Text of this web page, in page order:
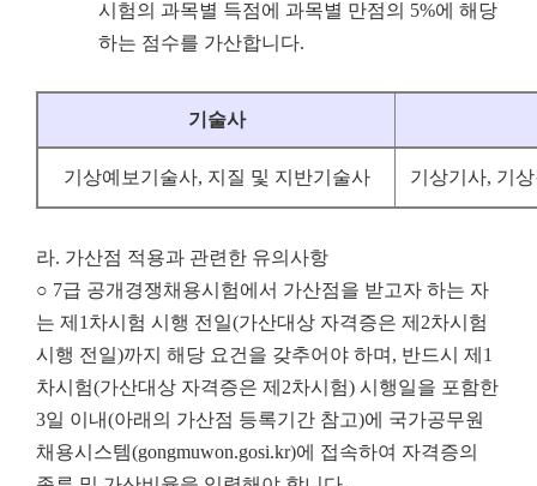
시험의 과목별 득점에 과목별 만점의 5%에 해당
하는 점수를 가산합니다.
기술사
기상예보기술사, 지질 및 지반기술사 기상기사, 기
라. 가산점 적용과 관련한 유의사항
○ 7급 공개경쟁채용시험에서 가산점을 받고자 하는 자
는 제1차시험 시행 전일(가산대상 자격증은 제2차시험
시행 전일)까지 해당 요건을 갖추어야 하며, 반드시 제1
차시험(가산대상 자격증은 제2차시험) 시행일을 포함한
3일 이내(아래의 가산점 등록기간 참고)에 국가공무원
채용시스템(gongmuwon.gosi.kr)에 접속하여 자격증의